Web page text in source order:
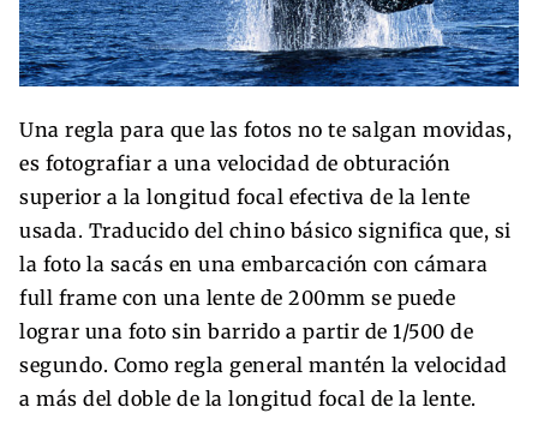
Una regla para que las fotos no te salgan movidas,
es fotografiar a una velocidad de obturación
superior a la longitud focal efectiva de la lente
usada. Traducido del chino básico significa que, si
la foto la sacás en una embarcación con cámara
full frame con una lente de 200mm se puede
lograr una foto sin barrido a partir de 1/500 de
segundo. Como regla general mantén la velocidad
a más del doble de la longitud focal de la lente.